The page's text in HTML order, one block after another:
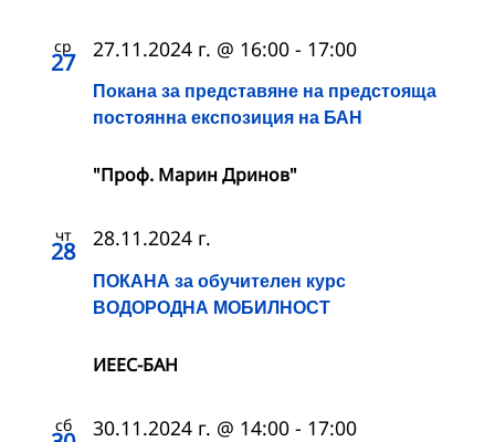
ср
27
Покана за представяне на предстояща
постоянна експозиция на БАН
27.11.2024 г. @ 16:00 - 17:00
"Проф. Марин Дринов"
чт
28
ПОКАНА за обучителен курс
ВОДОРОДНА МОБИЛНОСТ
28.11.2024 г.
ИЕЕС-БАН
сб 30.11.2024 г. @ 14:00 - 17:00